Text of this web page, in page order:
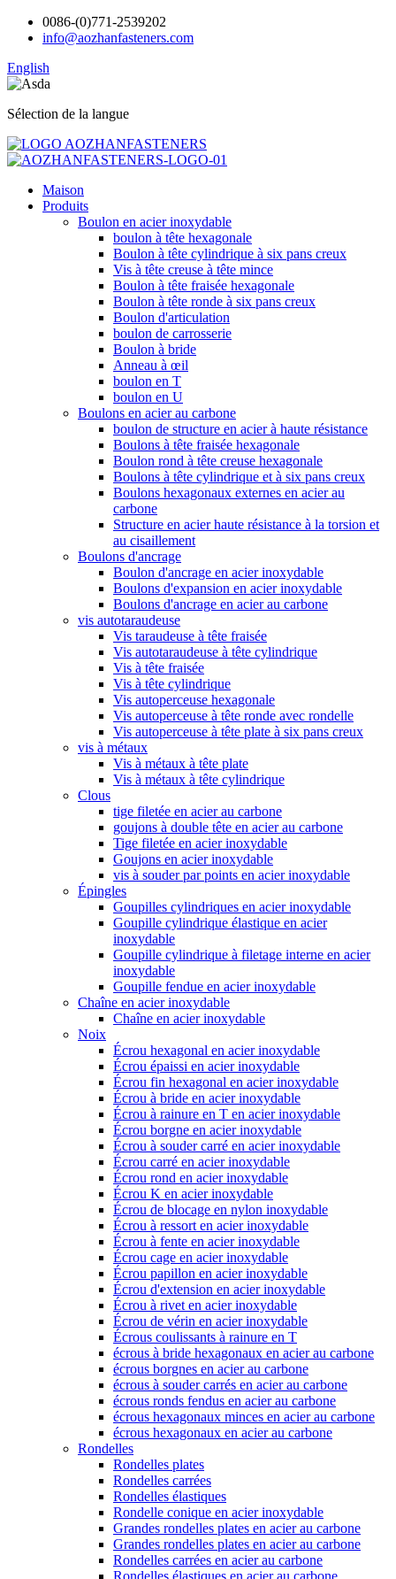
0086-(0)771-2539202
info@aozhanfasteners.com
English
Sélection de la langue
Maison
Produits
Boulon en acier inoxydable
boulon à tête hexagonale
Boulon à tête cylindrique à six pans creux
Vis à tête creuse à tête mince
Boulon à tête fraisée hexagonale
Boulon à tête ronde à six pans creux
Boulon d'articulation
boulon de carrosserie
Boulon à bride
Anneau à œil
boulon en T
boulon en U
Boulons en acier au carbone
boulon de structure en acier à haute résistance
Boulons à tête fraisée hexagonale
Boulon rond à tête creuse hexagonale
Boulons à tête cylindrique et à six pans creux
Boulons hexagonaux externes en acier au
carbone
Structure en acier haute résistance à la torsion et
au cisaillement
Boulons d'ancrage
Boulon d'ancrage en acier inoxydable
Boulons d'expansion en acier inoxydable
Boulons d'ancrage en acier au carbone
vis autotaraudeuse
Vis taraudeuse à tête fraisée
Vis autotaraudeuse à tête cylindrique
Vis à tête fraisée
Vis à tête cylindrique
Vis autoperceuse hexagonale
Vis autoperceuse à tête ronde avec rondelle
Vis autoperceuse à tête plate à six pans creux
vis à métaux
Vis à métaux à tête plate
Vis à métaux à tête cylindrique
Clous
tige filetée en acier au carbone
goujons à double tête en acier au carbone
Tige filetée en acier inoxydable
Goujons en acier inoxydable
vis à souder par points en acier inoxydable
Épingles
Goupilles cylindriques en acier inoxydable
Goupille cylindrique élastique en acier
inoxydable
Goupille cylindrique à filetage interne en acier
inoxydable
Goupille fendue en acier inoxydable
Chaîne en acier inoxydable
Chaîne en acier inoxydable
Noix
Écrou hexagonal en acier inoxydable
Écrou épaissi en acier inoxydable
Écrou fin hexagonal en acier inoxydable
Écrou à bride en acier inoxydable
Écrou à rainure en T en acier inoxydable
Écrou borgne en acier inoxydable
Écrou à souder carré en acier inoxydable
Écrou carré en acier inoxydable
Écrou rond en acier inoxydable
Écrou K en acier inoxydable
Écrou de blocage en nylon inoxydable
Écrou à ressort en acier inoxydable
Écrou à fente en acier inoxydable
Écrou cage en acier inoxydable
Écrou papillon en acier inoxydable
Écrou d'extension en acier inoxydable
Écrou à rivet en acier inoxydable
Écrou de vérin en acier inoxydable
Écrous coulissants à rainure en T
écrous à bride hexagonaux en acier au carbone
écrous borgnes en acier au carbone
écrous à souder carrés en acier au carbone
écrous ronds fendus en acier au carbone
écrous hexagonaux minces en acier au carbone
écrous hexagonaux en acier au carbone
Rondelles
Rondelles plates
Rondelles carrées
Rondelles élastiques
Rondelle conique en acier inoxydable
Grandes rondelles plates en acier au carbone
Grandes rondelles plates en acier au carbone
Rondelles carrées en acier au carbone
Rondelles élastiques en acier au carbone